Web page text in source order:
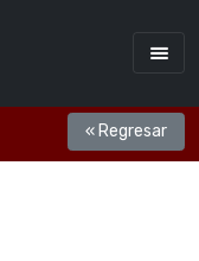
« Regresar